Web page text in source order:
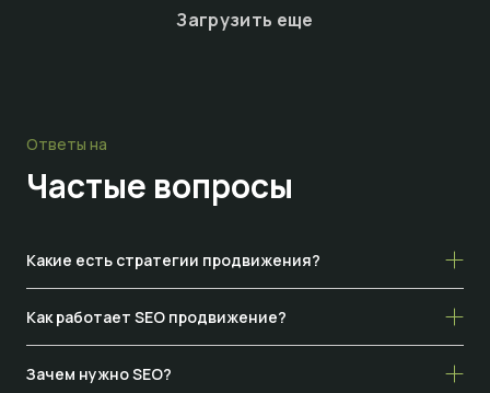
Загрузить еще
Ответы на
Частые вопросы
Какие есть стратегии продвижения?
Как работает SEO продвижение?
Зачем нужно SEO?